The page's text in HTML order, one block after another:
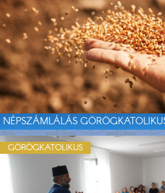
NÉPSZÁMLÁLÁS
GÖRÖGKATOLIKUS